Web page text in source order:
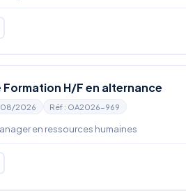
Formation H/F en alternance
08/2026 Réf : OA2026-969
en ressources humaines